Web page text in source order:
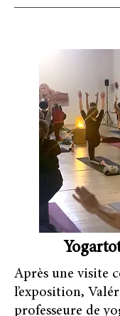
Après une visite
l’exposition,
professeure de